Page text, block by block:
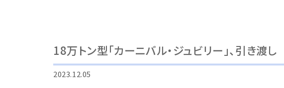
18万トン型「カーニバル・ジュビリー」、引き渡し
2023.12.05